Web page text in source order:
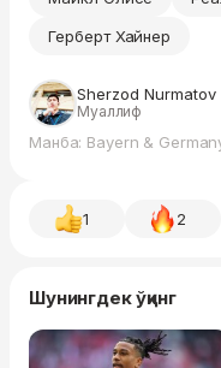
Герберт Хайнер
Sherzod Nurmatov
Муаллиф
Манба: Bayern &
1 2
Шунингдек ўқинг